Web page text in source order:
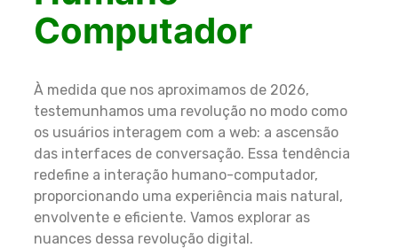
Computador
À medida que nos aproximamos de 2026,
testemunhamos uma revolução no modo como
os usuários interagem com a web: a ascensão
das interfaces de conversação. Essa tendência
redefine a interação humano-computador,
proporcionando uma experiência mais natural,
envolvente e eficiente. Vamos explorar as
nuances dessa revolução digital.